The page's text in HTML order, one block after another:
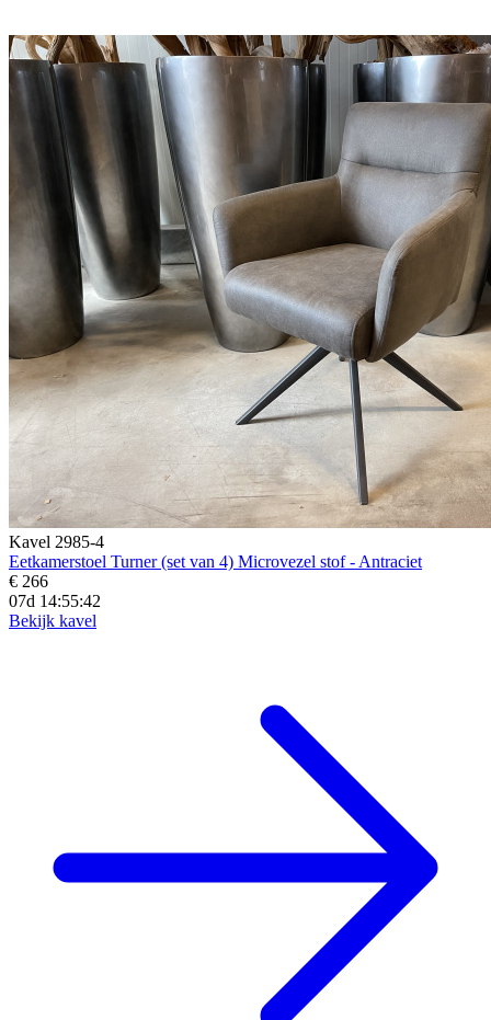
Kavel 2985-4
Eetkamerstoel Turner (set van 4) Microvezel stof - Antraciet
€ 266
07d 14:55:40
Bekijk kavel